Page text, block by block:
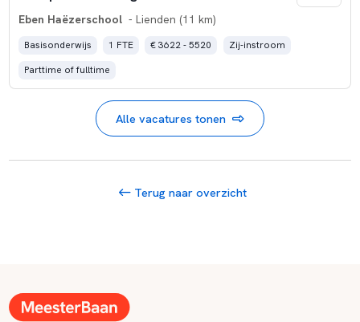
Eben Haëzerschool - Lienden (11 km)
Basisonderwijs 1 FTE € 3622 - 5520
Zij-instroom
Parttime of fulltime
Alle vacatures tonen
Terug naar overzicht